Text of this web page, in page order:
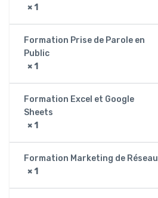
× 1
Formation Prise de Parole en
Public
× 1
Formation Excel et Google
Sheets
× 1
Formation Marketing de Réseau
× 1